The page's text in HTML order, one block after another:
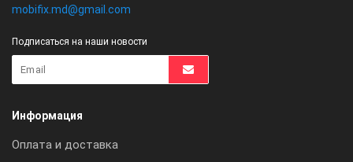
mobifix.md@gmail.com
Подписаться на наши новости
Информация
Оплата и доставка